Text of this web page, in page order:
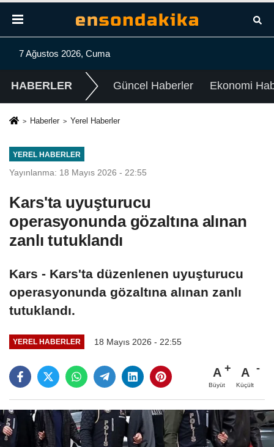
7 Ağustos 2026, Cuma
HABERLER Güncel Haberler Ekonomi
Haberler Yerel Haberler
YEREL HABERLER
Yayınlanma: 18 Mayıs 2026 - 22:55
Kars'ta uyuşturucu
operasyonunda gözaltına alınan
zanlı tutuklandı
Kars - Kars'ta düzenlenen uyuşturucu
operasyonunda gözaltına alınan zanlı
tutuklandı.
YEREL HABERLER 18 Mayıs 2026 - 22:55
A
Büyüt
A
Küçült